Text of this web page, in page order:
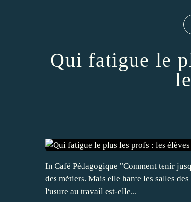
Qui fatigue le
In Café Pédagogique "Comment tenir
des métiers. Mais elle hante les salles
l'usure au travail est-elle...